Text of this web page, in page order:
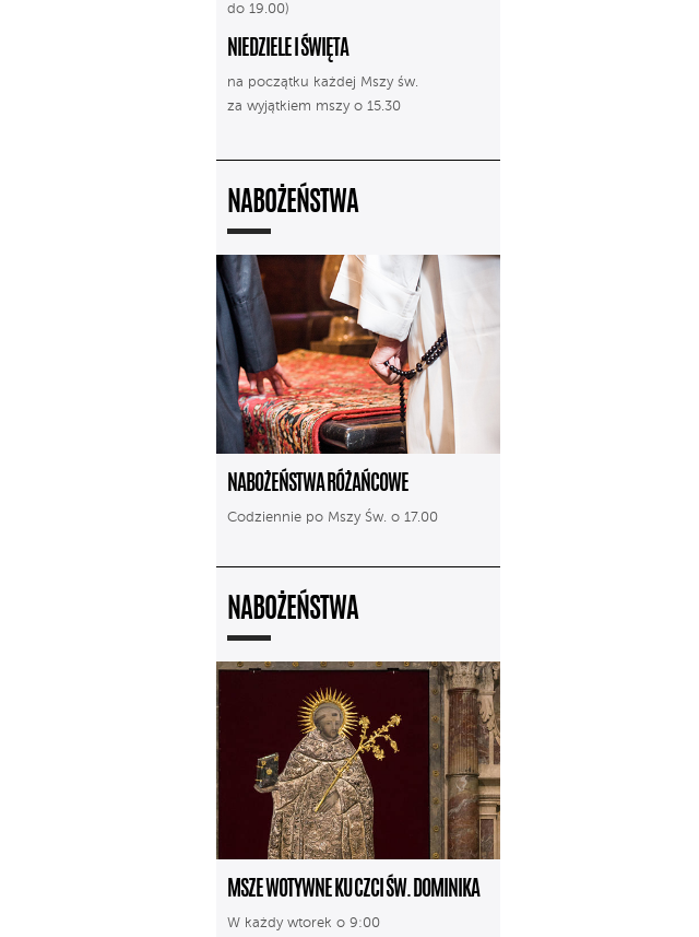
do 19.00)
NIEDZIELE I ŚWIĘTA
na początku każdej Mszy św.
za wyjątkiem mszy o 15.30
NABOŻEŃSTWA
NABOŻEŃSTWA RÓŻAŃCOWE
Codziennie po Mszy Św. o 17.00
NABOŻEŃSTWA
MSZE WOTYWNE KU CZCI ŚW. DOMINIKA
W każdy wtorek o 9:00